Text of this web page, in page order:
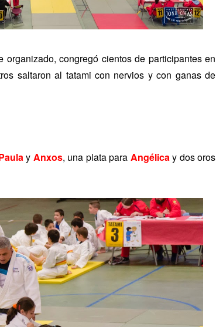
congregó cientos de participantes en
saltaron al tatami con nervios y con ganas de
y Anxos, una plata para Angélicay dos oros